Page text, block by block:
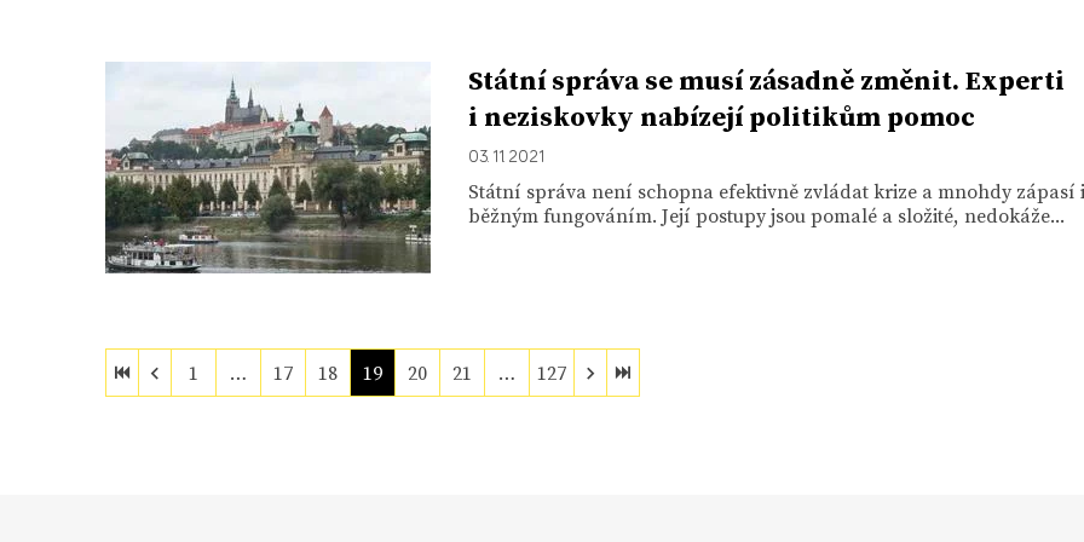
Státní správa se musí zásadně změnit. Experti
i neziskovky nabízejí politikům pomoc
03. 11. 2021
Státní správa není schopna efektivně zvládat krize a mnohdy zápasí
běžným fungováním. Její postupy jsou pomalé a složité, nedokáže...
1 … 17 18 19 20 21 … 127